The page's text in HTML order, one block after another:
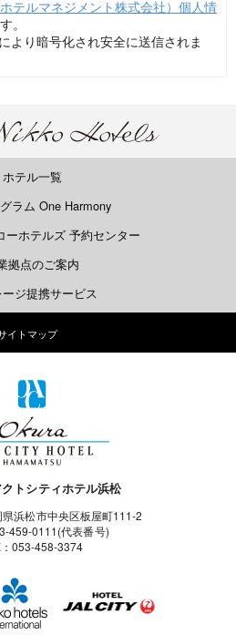
テルマネジメント株式会社）個人情
。
より暗号化され安全に送信されま
ホテル一覧
ラム One Harmony
ーホテルズ 予約センター
拠点のご案内
ジ提携サービス
イトマップ
トシティホテル浜松
浜松市中央区板屋町111-2
459-0111(代表番号)
：053-458-3374